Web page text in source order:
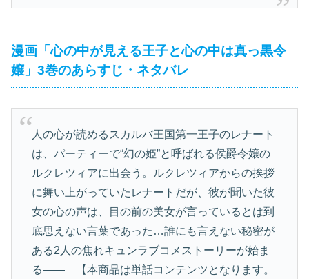
漫画「心の中が見える王子と心の中は真っ黒令
嬢」3巻のあらすじ・ネタバレ
人の心が読めるスカルバ王国第一王子のレナート
は、パーティーで“幻の姫”と呼ばれる侯爵令嬢の
ルクレツィアに出会う。ルクレツィアからの挨拶
に舞い上がっていたレナートだが、彼が聞いた彼
女の心の声は、目の前の美女が言っているとは到
底思えない言葉であった…誰にも言えない秘密が
ある2人の焦れキュンラブコメストーリーが始ま
る―― 【本商品は単話コンテンツとなります。